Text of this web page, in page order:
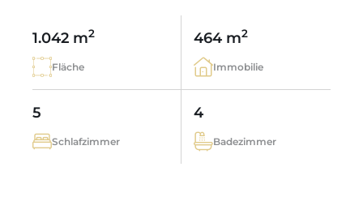
1.042 m2
Fläche
464 m2
Immobilie
5
Schlafzimmer
4
Badezimmer